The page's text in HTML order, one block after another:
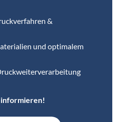
&
und optimalem